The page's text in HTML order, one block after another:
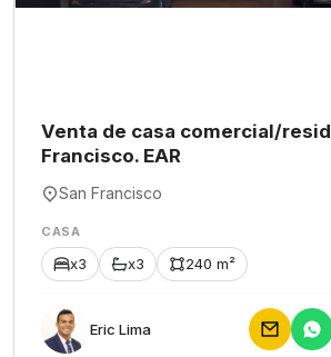
Venta de casa comercial/
Francisco. EAR
San Francisco
CASA
x3 x3 240 m²
Eric Lima